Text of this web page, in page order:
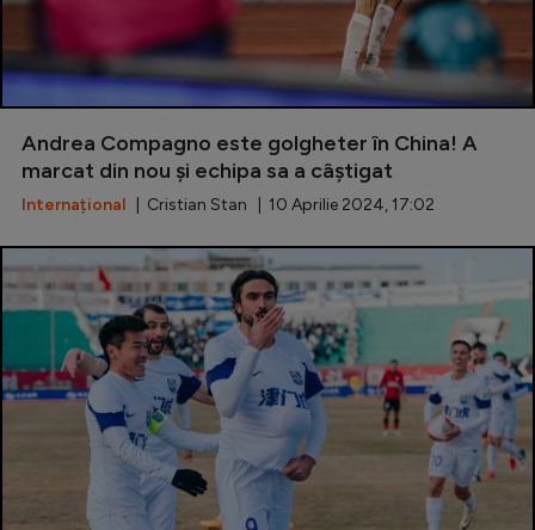
Andrea Compagno este golgheter în China! A
marcat din nou și echipa sa a câștigat
Internațional | Cristian Stan | 10 Aprilie 2024, 17:02